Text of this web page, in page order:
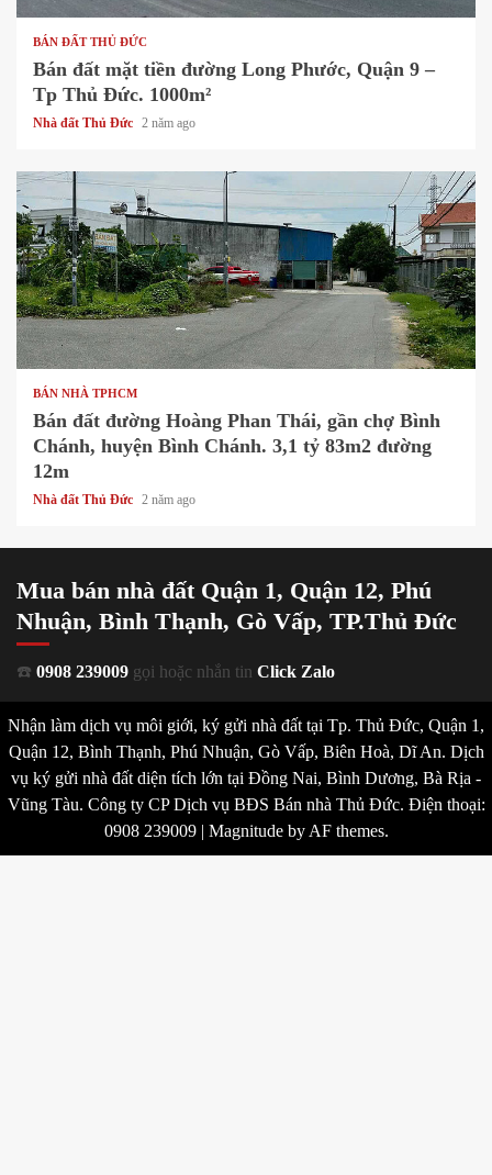
BÁN ĐẤT THỦ ĐỨC
Bán đất mặt tiền đường Long Phước, Quận 9 –
Tp Thủ Đức. 1000m²
Nhà đất Thủ Đức 2 năm ago
1 min read
BÁN NHÀ TPHCM
Bán đất đường Hoàng Phan Thái, gần chợ Bình
Chánh, huyện Bình Chánh. 3,1 tỷ 83m2 đường
12m
Nhà đất Thủ Đức 2 năm ago
Mua bán nhà đất Quận 1, Quận 12, Phú
Nhuận, Bình Thạnh, Gò Vấp, TP.Thủ Đức
☎️ 0908 239009 gọi hoặc nhắn tin Click Zalo
Nhận làm dịch vụ môi giới, ký gửi nhà đất tại Tp. Thủ Đức, Quận 1,
Quận 12, Bình Thạnh, Phú Nhuận, Gò Vấp, Biên Hoà, Dĩ An. Dịch
vụ ký gửi nhà đất diện tích lớn tại Đồng Nai, Bình Dương, Bà Rịa -
Vũng Tàu. Công ty CP Dịch vụ BĐS Bán nhà Thủ Đức. Điện thoại:
0908 239009 | Magnitudeby AF themes.